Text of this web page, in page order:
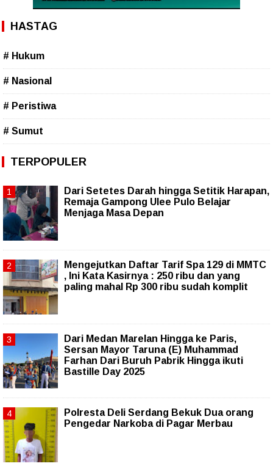
HASTAG
# Hukum
# Nasional
# Peristiwa
# Sumut
TERPOPULER
Dari Setetes Darah hingga Setitik Harapan,
Remaja Gampong Ulee Pulo Belajar
Menjaga Masa Depan
Mengejutkan Daftar Tarif Spa 129 di MMTC
, Ini Kata Kasirnya : 250 ribu dan yang
paling mahal Rp 300 ribu sudah komplit
‎Dari Medan Marelan Hingga ke Paris,
Sersan Mayor Taruna (E) Muhammad
Farhan Dari Buruh Pabrik Hingga ikuti
Bastille Day 2025
Polresta Deli Serdang Bekuk Dua orang
Pengedar Narkoba di Pagar Merbau